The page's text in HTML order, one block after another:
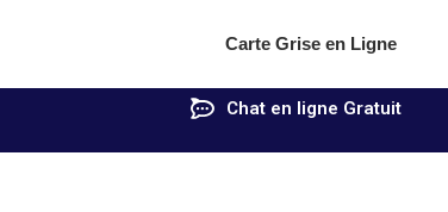
Carte Grise en Ligne
Chat en ligne Gratuit